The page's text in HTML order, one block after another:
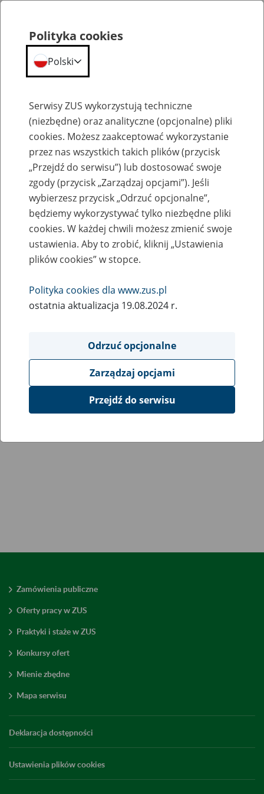
Przepraszamy,
podana strona nie została znaleziona.
Błąd 404
Przejdź do strony głównej
Zamówienia publiczne
Oferty pracy w ZUS
Praktyki i staże w ZUS
Konkursy ofert
Mienie zbędne
Mapa serwisu
Deklaracja dostępności
Ustawienia plików cookies
Polityka cookies
Polski
Serwisy ZUS wykorzystują techniczne
(niezbędne) oraz analityczne (opcjonalne) pliki
cookies. Możesz zaakceptować wykorzystanie
przez nas wszystkich takich plików (przycisk
„Przejdź do serwisu”) lub dostosować swoje
zgody (przycisk „Zarządzaj opcjami”). Jeśli
wybierzesz przycisk „Odrzuć opcjonalne”,
będziemy wykorzystywać tylko niezbędne pliki
cookies. W każdej chwili możesz zmienić swoje
ustawienia. Aby to zrobić, kliknij „Ustawienia
plików cookies” w stopce.
Polityka cookies dla www.zus.pl
ostatnia aktualizacja 19.08.2024 r.
Odrzuć opcjonalne
Zarządzaj opcjami
Przejdź do serwisu